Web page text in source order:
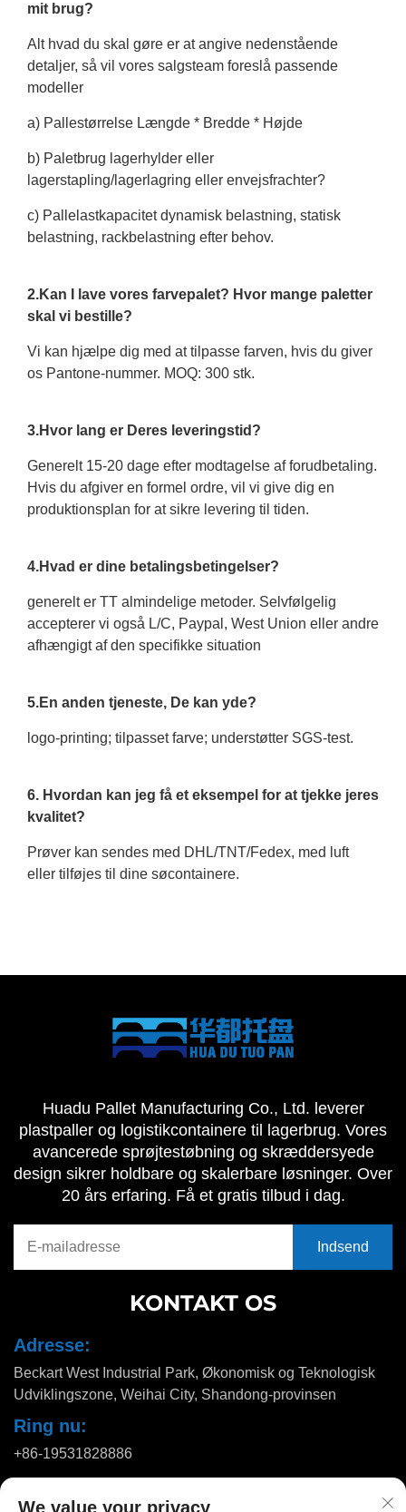
mit brug?
Alt hvad du skal gøre er at angive nedenstående
detaljer, så vil vores salgsteam foreslå passende
modeller
a) Pallestørrelse Længde * Bredde * Højde
b) Paletbrug lagerhylder eller
lagerstapling/lagerlagring eller envejsfrachter?
c) Pallelastkapacitet dynamisk belastning, statisk
belastning, rackbelastning efter behov.
2.Kan I lave vores farvepalet? Hvor mange paletter
skal vi bestille?
Vi kan hjælpe dig med at tilpasse farven, hvis du giver
os Pantone-nummer. MOQ: 300 stk.
3.Hvor lang er Deres leveringstid?
Generelt 15-20 dage efter modtagelse af forudbetaling.
Hvis du afgiver en formel ordre, vil vi give dig en
produktionsplan for at sikre levering til tiden.
4.Hvad er dine betalingsbetingelser?
generelt er TT almindelige metoder. Selvfølgelig
accepterer vi også L/C, Paypal, West Union eller andre
afhængigt af den specifikke situation
5.En anden tjeneste, De kan yde?
logo-printing; tilpasset farve; understøtter SGS-test.
6. Hvordan kan jeg få et eksempel for at tjekke jeres
kvalitet?
Prøver kan sendes med DHL/TNT/Fedex, med luft
eller tilføjes til dine søcontainere.
Huadu Pallet Manufacturing Co., Ltd. leverer
plastpaller og logistikcontainere til lagerbrug. Vores
avancerede sprøjtestøbning og skræddersyede
design sikrer holdbare og skalerbare løsninger. Over
20 års erfaring. Få et gratis tilbud i dag.
KONTAKT OS
Adresse:
Beckart West Industrial Park, Økonomisk og Teknologisk
Udviklingszone, Weihai City, Shandong-provinsen
Ring nu:
+86-19531828886
We value your privacy